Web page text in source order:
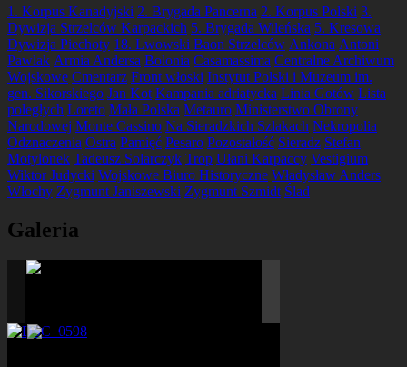
1. Korpus Kanadyjski 2. Brygada Pancerna 2. Korpus Polski 3.
Dywizja Strzelców Karpackich 5. Brygada Wileńska 5. Kresowa
Dywizja Piechoty 18. Lwowski Baon Strzelców Ankona Antoni
Pawlak Armia Andersa Bolonia Casamassima Centralne Archiwum
Wojskowe Cmentarz Front włoski Instytut Polski i Muzeum im.
gen. Sikorskiego Jan Kot Kampania adriatycka Linia Gotów Lista
poległych Loreto Mała Polska Metauro Ministerstwo Obrony
Narodowej Monte Cassino Na Sieradzkich Szlakach Nekropolia
Odznaczenia Ostra Pamięć Pesaro Pozostałość Sieradz Stefan
Motylonek Tadeusz Solarczyk Trop Ułani Karpaccy Vestigium
Wiktor Judycki Wojskowe Biuro Historyczne Władysław Anders
Włochy Zygmunt Janiszewski Zygmunt Szmidt Ślad
Galeria